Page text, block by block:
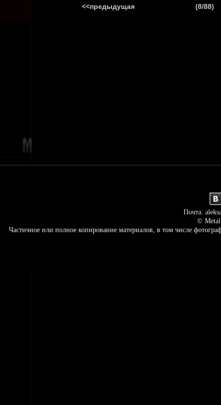
<<предыдущая (8/88)
Почта:
©
Частичное или полное копирование материалов, в том числе